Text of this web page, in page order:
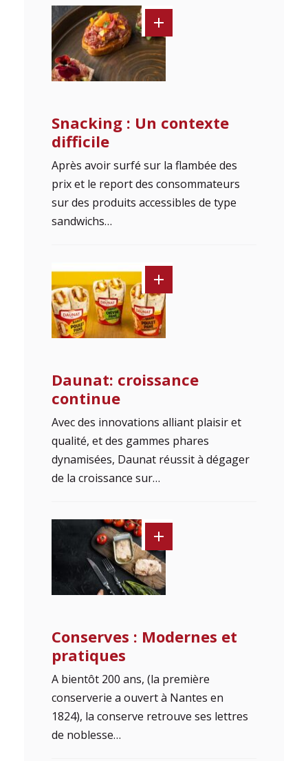
Snacking : Un contexte
difficile
Après avoir surfé sur la flambée des
prix et le report des consommateurs
sur des produits accessibles de type
sandwichs…
Daunat: croissance
continue
Avec des innovations alliant plaisir et
qualité, et des gammes phares
dynamisées, Daunat réussit à dégager
de la croissance sur…
Conserves : Modernes et
pratiques
A bientôt 200 ans, (la première
conserverie a ouvert à Nantes en
1824), la conserve retrouve ses lettres
de noblesse…